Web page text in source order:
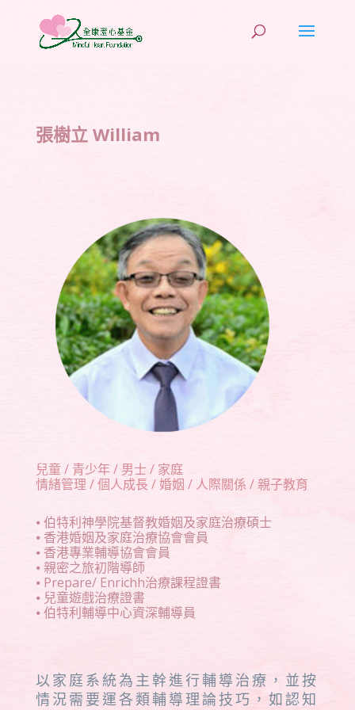
張樹立 William
兒童 / 青少年 / 男士 / 家庭
情緒管理 / 個人成長 / 婚姻 / 人際關係 / 親子教育
⦁ 伯特利神學院基督教婚姻及家庭治療碩士
⦁ 香港婚姻及家庭治療協會會員
⦁ 香港專業輔導協會會員
⦁ 親密之旅初階導師
⦁ Prepare/ Enrichh治療課程證書
⦁ 兒童遊戲治療證書
⦁ 伯特利輔導中心資深輔導員
以家庭系統為主幹進行輔導治療，並按
情況需要運各類輔導理論技巧，如認知